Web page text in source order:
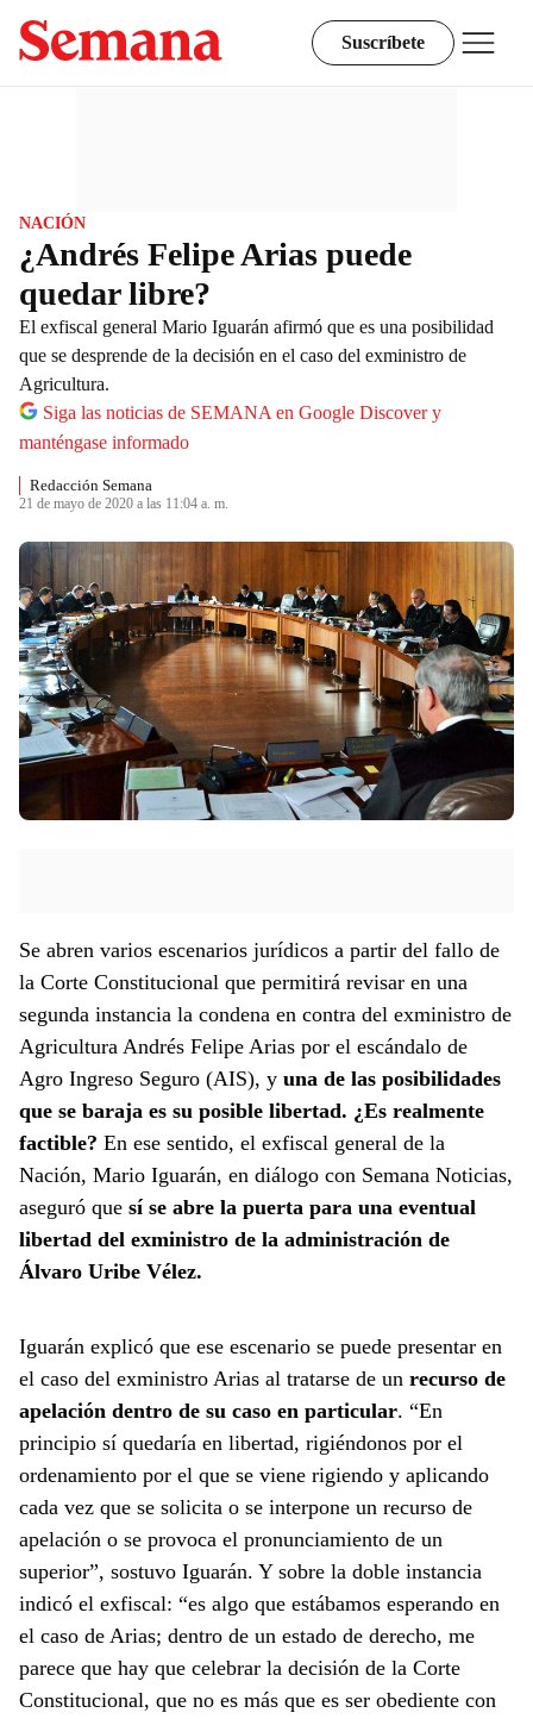
Suscríbete
NACIÓN
¿Andrés Felipe Arias puede
quedar libre?
El exfiscal general Mario Iguarán afirmó que es una posibilidad
que se desprende de la decisión en el caso del exministro de
Agricultura.
Siga las noticias de SEMANA en Google Discover y
manténgase informado
Redacción Semana
21 de mayo de 2020 a las 11:04 a. m.
Se abren varios escenarios jurídicos a partir del fallo de
la Corte Constitucional que permitirá revisar en una
segunda instancia la condena en contra del exministro de
Agricultura Andrés Felipe Arias por el escándalo de
Agro Ingreso Seguro (AIS), y una de las posibilidades
que se baraja es su posible libertad. ¿Es realmente
factible? En ese sentido, el exfiscal general de la
Nación, Mario Iguarán, en diálogo con Semana Noticias,
aseguró que sí se abre la puerta para una eventual
libertad del exministro de la administración de
Álvaro Uribe Vélez.
Iguarán explicó que ese escenario se puede presentar en
el caso del exministro Arias al tratarse de un recurso de
apelación dentro de su caso en particular. “En
principio sí quedaría en libertad, rigiéndonos por el
ordenamiento por el que se viene rigiendo y aplicando
cada vez que se solicita o se interpone un recurso de
apelación o se provoca el pronunciamiento de un
superior”, sostuvo Iguarán. Y sobre la doble instancia
indicó el exfiscal: “es algo que estábamos esperando en
el caso de Arias; dentro de un estado de derecho, me
parece que hay que celebrar la decisión de la Corte
Constitucional, que no es más que es ser obediente con